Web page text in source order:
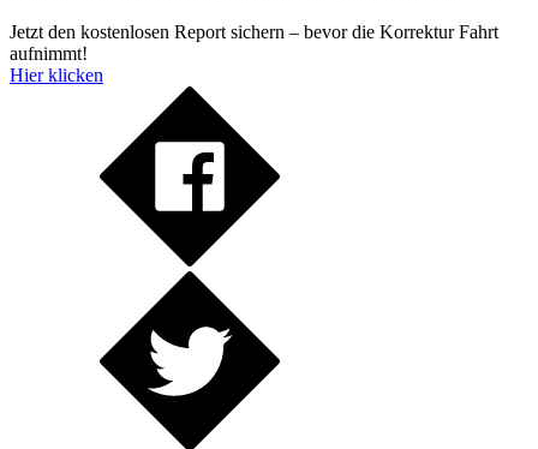
Jetzt den kostenlosen Report sichern – bevor die Korrektur Fahrt
aufnimmt!
Hier klicken